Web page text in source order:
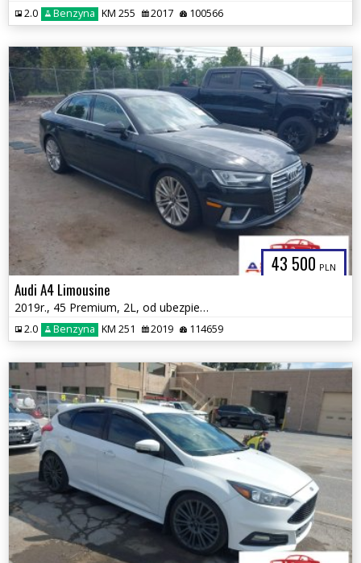
2.0 Benzyna KM 255 2017 100566
43 500 PLN
Audi A4 Limousine
2019r., 45 Premium, 2L, od ubezpieczalni
2.0 Benzyna KM 251 2019 114659